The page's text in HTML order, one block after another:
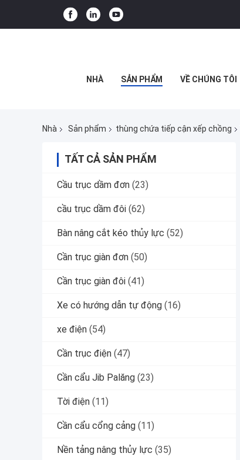
NHÀ SẢN PHẨM VỀ CHÚNG TÔI
Nhà Sản phẩm thùng chứa tiếp cận xếp chồng
TẤT CẢ SẢN PHẨM
Cầu trục dầm đơn (23)
cầu trục dầm đôi (62)
Bàn nâng cắt kéo thủy lực (52)
Cần trục giàn đơn (50)
Cần trục giàn đôi (41)
Xe có hướng dẫn tự động (16)
xe điện (54)
Cần trục điện (47)
Cần cẩu Jib Palăng (23)
Tời điện (11)
Cần cẩu cổng cảng (11)
Nền tảng nâng thủy lực (35)